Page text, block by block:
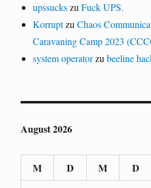
upssuckszuFuck UPS.
KorruptzuChaos
Caravaning Camp 2023
system operatorzubeeline
August 2026
M D M D